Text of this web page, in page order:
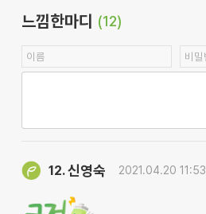
느낌한마디 (12)
12.신영숙 2021.04.20 11:53